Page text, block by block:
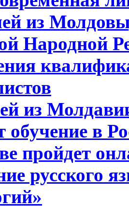
из
Народной
из
обучение в
пройдет
русского